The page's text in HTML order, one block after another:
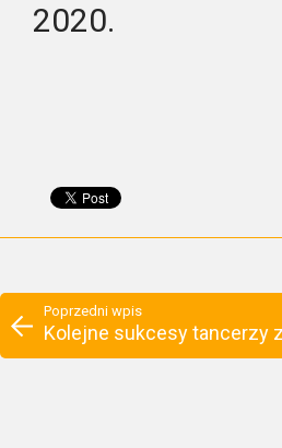
2020.
Poprzedni wpis
Kolejne sukcesy tancerzy